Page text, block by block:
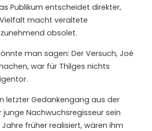
Publikum entscheidet direkter,
macht veraltete
obsolet.
man sagen: Der Versuch, Joé
war für Thilges nichts
letzter Gedankengang aus der
junge Nachwuchsregisseur sein
Jahre früher realisiert, wären ihm